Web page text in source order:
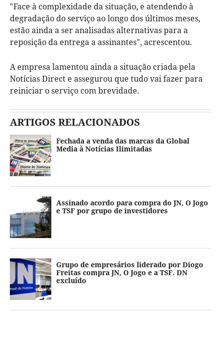
"Face à complexidade da situação, e atendendo à
degradação do serviço ao longo dos últimos meses,
estão ainda a ser analisadas alternativas para a
reposição da entrega a assinantes", acrescentou.
A empresa lamentou ainda a situação criada pela
Notícias Direct e assegurou que tudo vai fazer para
reiniciar o serviço com brevidade.
ARTIGOS RELACIONADOS
Fechada a venda das marcas da Global
Media à Notícias Ilimitadas
Assinado acordo para compra do JN, O Jogo
e TSF por grupo de investidores
Grupo de empresários liderado por Diogo
Freitas compra JN, O Jogo e a TSF. DN
excluído